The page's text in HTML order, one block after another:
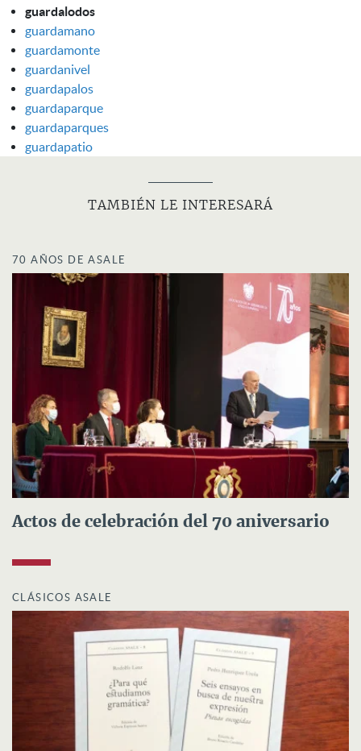
guardalodos
guardamano
guardamonte
guardanivel
guardapalos
guardaparque
guardaparques
guardapatio
TAMBIÉN LE INTERESARÁ
70 AÑOS DE ASALE
Actos de celebración del 70 aniversario
CLÁSICOS ASALE